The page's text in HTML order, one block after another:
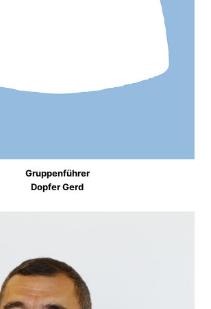
Gruppenführer
Dopfer Gerd